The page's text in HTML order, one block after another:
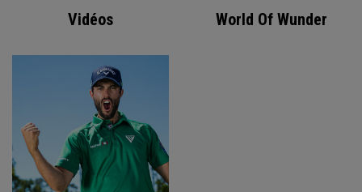
Vidéos World Of Wunder